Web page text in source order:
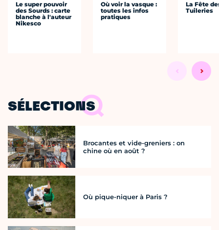
Le super pouvoir
des Sourds : carte
blanche à l'auteur
Nikesco
Où voir la vasque :
toutes les infos
pratiques
La Fête
Tuileries
SÉLECTIONS
Brocantes et vide-greniers : on
chine où en août ?
Où pique-niquer à Paris ?